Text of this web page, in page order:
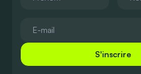
S'inscrire